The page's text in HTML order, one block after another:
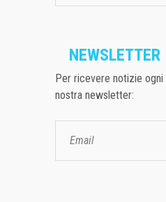
NEWSLETTER
Per ricevere notizie
nostra newsletter: